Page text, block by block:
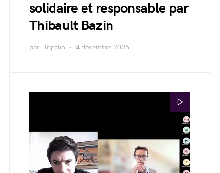
solidaire et responsable par
Thibault Bazin
par Tripalio 4 décembre 2025